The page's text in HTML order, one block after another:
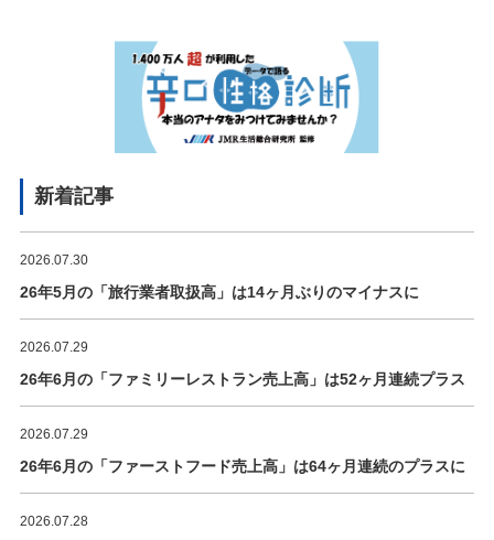
新着記事
2026.07.30
26年5月の「旅行業者取扱高」は14ヶ月ぶりのマイナスに
2026.07.29
26年6月の「ファミリーレストラン売上高」は52ヶ月連続プラス
2026.07.29
26年6月の「ファーストフード売上高」は64ヶ月連続のプラスに
2026.07.28